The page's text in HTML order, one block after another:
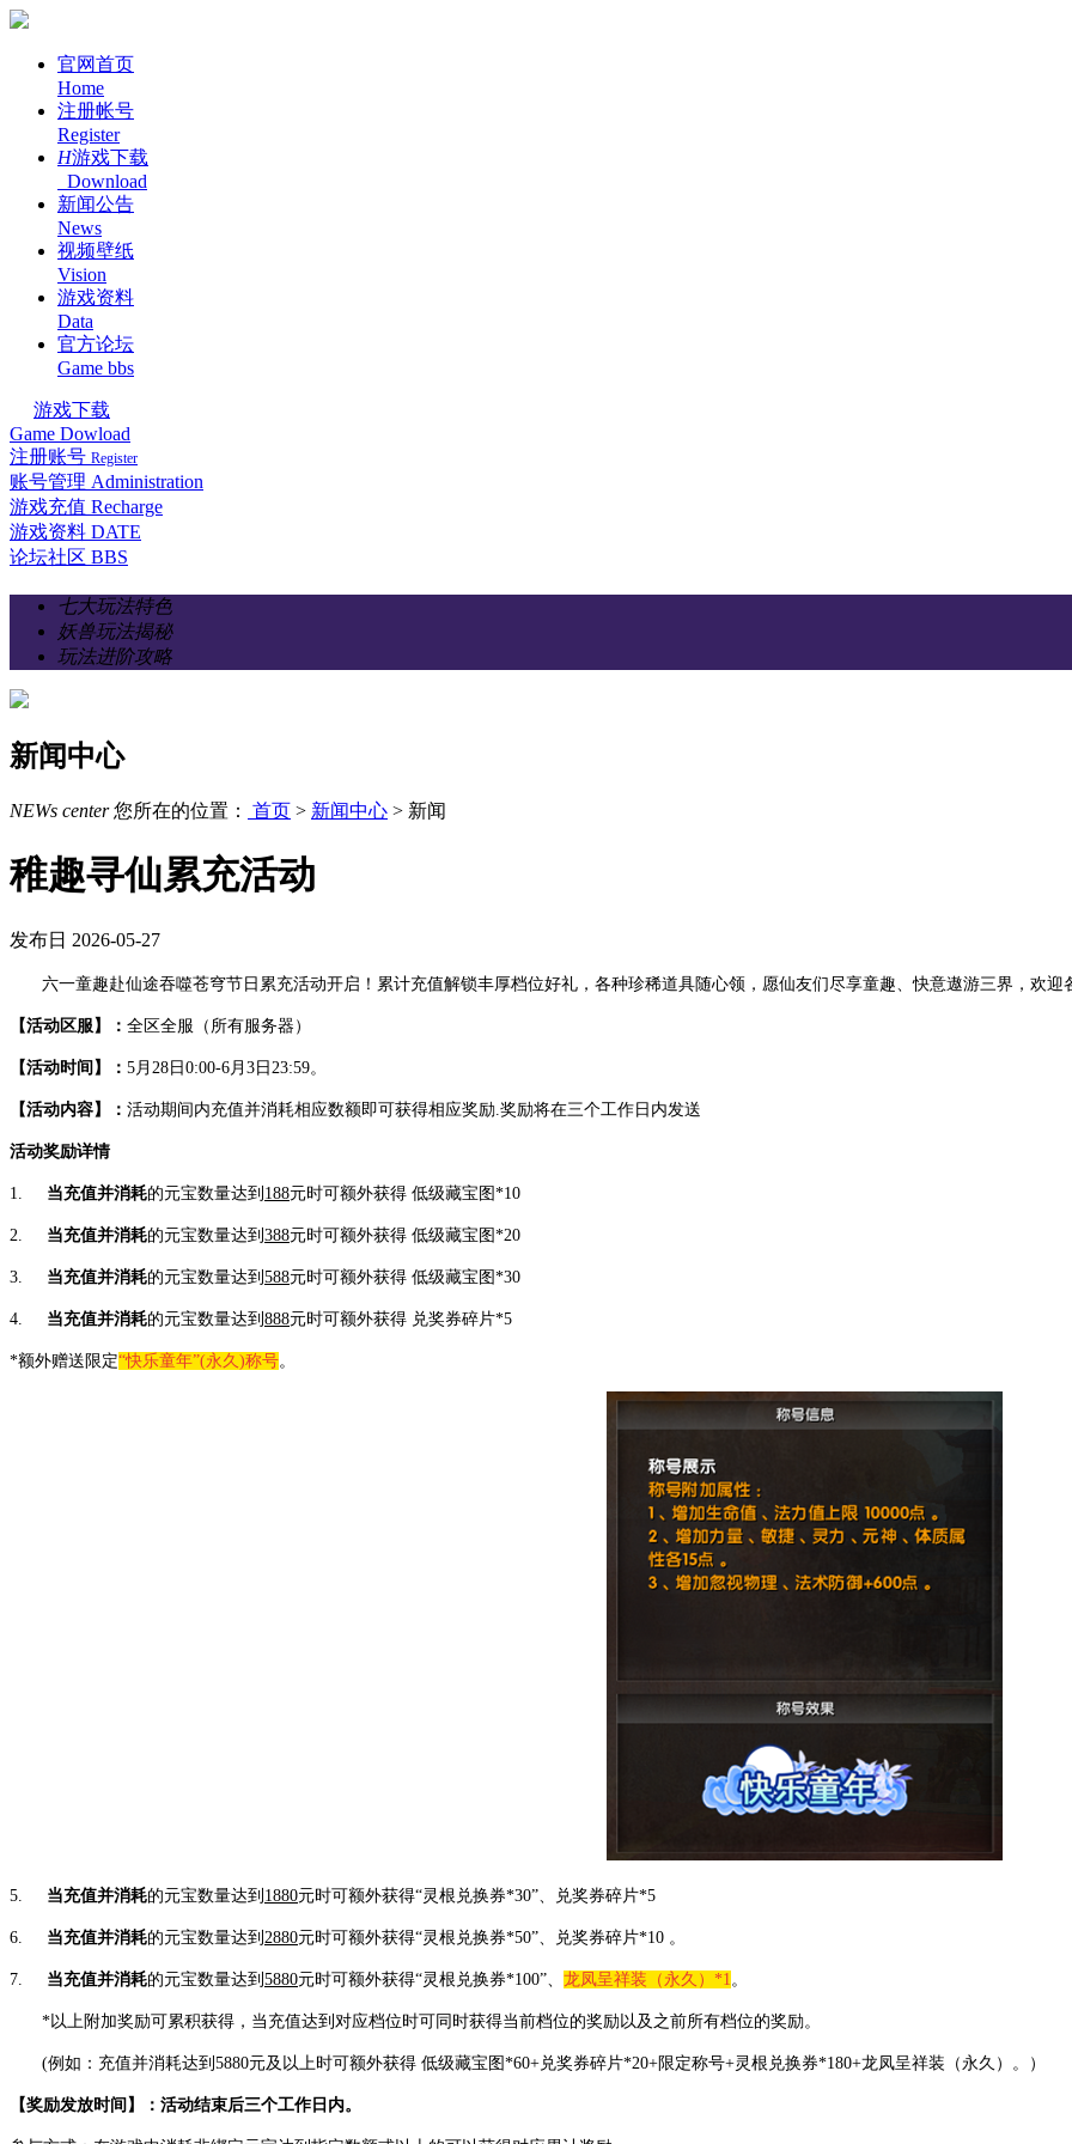
官网首页
Home
注册帐号
Register
H游戏下载
Download
新闻公告
News
视频壁纸
Vision
游戏资料
Data
官方论坛
Game bbs
游戏下载
Game Dowload
注册账号 Register
账号管理 Administration
游戏充值 Recharge
游戏资料 DATE
论坛社区 BBS
七大玩法特色
妖兽玩法揭秘
玩法进阶攻略
新闻中心
NEWs center 您所在的位置： 首页 > 新闻中心 > 新闻
稚趣寻仙累充活动
发布日 2026-05-27
六一童趣赴仙途吞噬苍穹节日累充活动开启！累计充值解锁丰厚档位好礼，各种珍稀道具随心领，愿仙友们尽享童趣、快意遨游三界，欢迎
【活动区服】： 全区全服（所有服务器）
【活动时间】： 5月 28日0:00-6 月 3日 23:59。
【活动内容】： 活动期间内充值并消耗相应数额即可获得相应奖励 奖励将在三个工作日内发送
活动奖励详情
1. 当充值并消耗的元宝数量达到 188元时可额外获得 低级藏宝图*10
2. 当充值并消耗的元宝数量达到 388元时可额外获得 低级藏宝图*20
3. 当充值并消耗的元宝数量达到 588元时可额外获得 低级藏宝图*30
4. 当充值并消耗的元宝数量达到 888元时可额外获得 兑奖券碎片*5
*额外赠送限定“快乐童年”(永久 )称号。
5. 当充值并消耗的元宝数量达到 1880元时可额外获得“灵根兑换券*30”、兑奖券碎片*5
6. 当充值并消耗的元宝数量达到 2880元时可额外获得“灵根兑换券*50”、兑奖券碎片*10 。
7. 当充值并消耗的元宝数量达到 5880元时可额外获得“灵根兑换券*100”、 龙凤呈祥装（永久） *1 。
*以上附加奖励可累积获得，当充值达到对应档位时可同时获得当前档位的奖励以及之前所有档位的奖励。
(例如：充值并消耗达到 5880元及以上时可额外获得 低级藏宝图*60+兑奖券碎片*20+限定称号+灵根兑换券*180+龙凤呈祥装（永久）。）
【奖励发放时间】：活动结束后三个工作日内。